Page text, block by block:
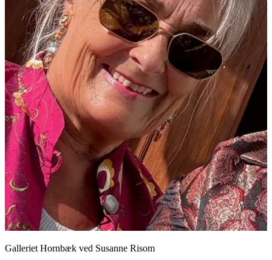
Galleriet Hornbæk ved Susanne Risom